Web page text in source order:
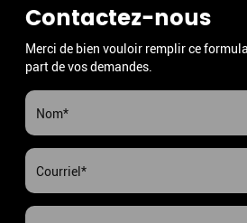
Contactez-nous
Merci de bien vouloir remplir ce
part de vos demandes.